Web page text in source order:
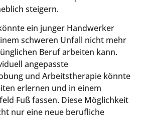
steigern.
ein junger Handwerker
schweren Unfall nicht mehr
Beruf arbeiten kann.
angepasste
und Arbeitstherapie könnte
erlernen und in einem
Fuß fassen. Diese Möglichkeit
nur eine neue berufliche